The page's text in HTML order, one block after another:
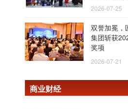
2026-07-25
双誉加冕，
集团斩获
奖项
2026-07-21
商业财经